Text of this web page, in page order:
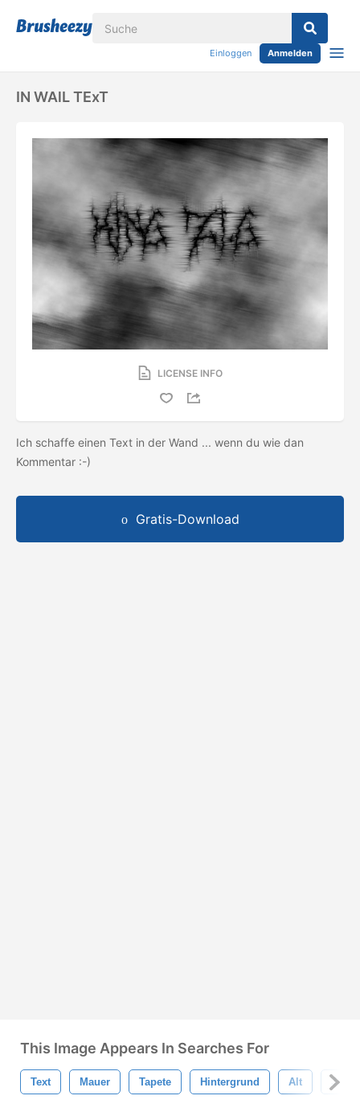
Einloggen Anmelden
IN WAlL TExT
LICENSE INFO
Ich schaffe einen Text in der Wand ... wenn du wie dan
Kommentar :-)
Gratis-Download
This Image Appears In Searches For
Text Mauer Tapete Hintergrund Alt